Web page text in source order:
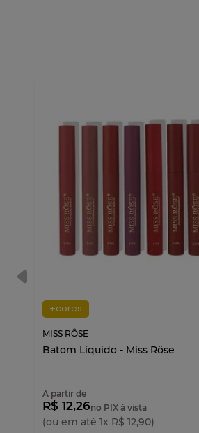
+cores
MISS RÔSE
Batom Líquido - Miss Rôse
A partir de
R$ 12,26no PIX à vista
(ou em até 1x R$ 12,90)